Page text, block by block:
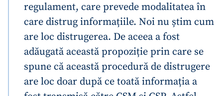
regulament, care prevede modalitatea în
care distrug informațiile. Noi nu știm cum
are loc distrugerea. De aceea a fost
adăugată această propoziție prin care se
spune că această procedură de distrugere
are loc doar după ce toată informația a